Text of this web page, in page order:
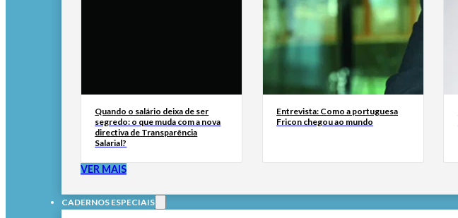
Quando o salário deixa de ser
segredo: o que muda com a nova
directiva de Transparência
Salarial?
Entrevista: Como a portuguesa
Fricon chegou ao mundo
VER MAIS
CADERNOS ESPECIAIS